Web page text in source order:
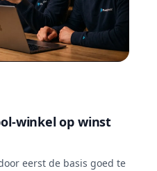
winkel op winst
eerst de basis goed te